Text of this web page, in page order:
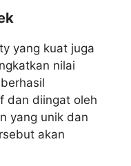
yang kuat juga
nilai
dan diingat oleh
yang unik dan
akan